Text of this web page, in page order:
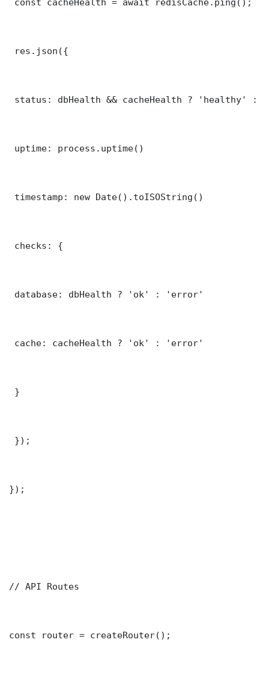
res.json({
status: dbHealth && cacheHealth ? 'healthy' :
uptime: process.uptime()
timestamp: new Date().toISOString()
checks: {
database: dbHealth ? 'ok' : 'error'
cache: cacheHealth ? 'ok' : 'error'
}
});
});
// API Routes
const router = createRouter();